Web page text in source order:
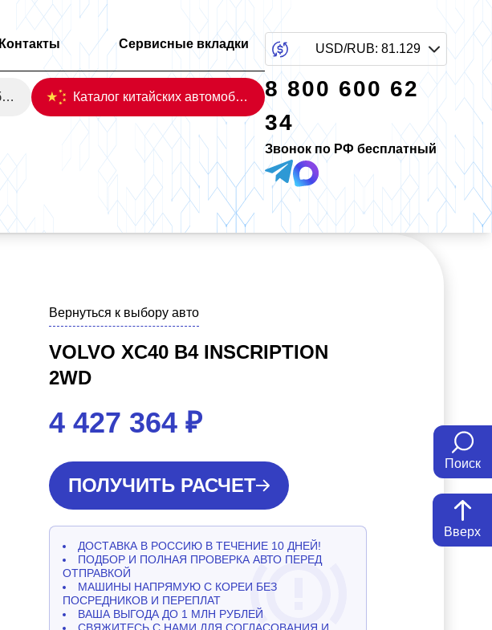
Поиск
Вверх
Контакты Сервисные вкладки
Каталог корейских автомобилей Каталог китайских автомобилей
USD/RUB: 81.129
8 800 600 62
34
Звонок по РФ бесплатный
Вернуться к выбору авто
VOLVO XC40 B4 INSCRIPTION
2WD
4 427 364 ₽
ПОЛУЧИТЬ РАСЧЕТ
ДОСТАВКА В РОССИЮ В ТЕЧЕНИЕ 10 ДНЕЙ!
ПОДБОР И ПОЛНАЯ ПРОВЕРКА АВТО ПЕРЕД
ОТПРАВКОЙ
МАШИНЫ НАПРЯМУЮ С КОРЕИ БЕЗ
ПОСРЕДНИКОВ И ПЕРЕПЛАТ
ВАША ВЫГОДА ДО 1 МЛН РУБЛЕЙ